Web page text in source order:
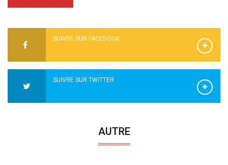
SUIVRE SUR FACEBOOK
SUIVRE SUR TWITTER
AUTRE